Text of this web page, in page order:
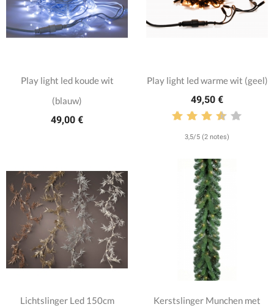
Play light led koude wit
(blauw)
49,00 €
Play light led warme wit (geel)
49,50 €
3,5/5 (2 notes)
Lichtslinger Led 150cm
Kerstslinger Munchen met